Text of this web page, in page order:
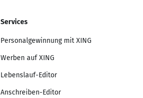
Services
Personalgewinnung mit XING
Werben auf XING
Lebenslauf-Editor
Anschreiben-Editor